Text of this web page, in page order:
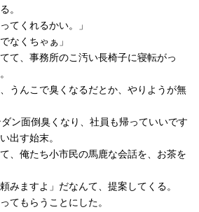
。
てくれるかい。」
なくちゃぁ」
て、事務所のこ汚い長椅子に寝転がっ
うんこで臭くなるだとか、やりようが無
ン面倒臭くなり、社員も帰っていいです
出す始末。
、俺たち小市民の馬鹿な会話を、お茶を
みますよ」だなんて、提案してくる。
てもらうことにした。